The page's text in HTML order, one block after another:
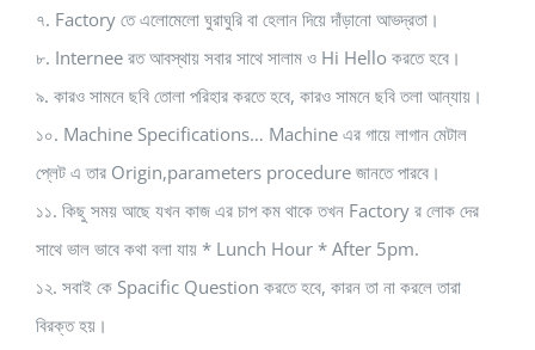
৭. Factory তে এলোমেলো ঘুরাঘুরি বা হেলান দিয়ে দাঁড়ানো আভদ্রতা।
৮. Internee রত আবস্থায় সবার সাথে সালাম ও Hi Hello করতে হবে।
৯. কারও সামনে ছবি তোলা পরিহার করতে হবে, কারও সামনে ছবি তলা আন্যায়।
১০. Machine Specifications… Machine এর গায়ে লাগান মেটাল
প্লেট এ তার Origin,parameters procedure জানতে পারবে।
১১. কিছু সময় আছে যখন কাজ এর চাপ কম থাকে তখন Factory র লোক দের
সাথে ভাল ভাবে কথা বলা যায় * Lunch Hour * After 5pm.
১২. সবাই কে Spacific Question করতে হবে, কারন তা না করলে তারা
বিরক্ত হয়।